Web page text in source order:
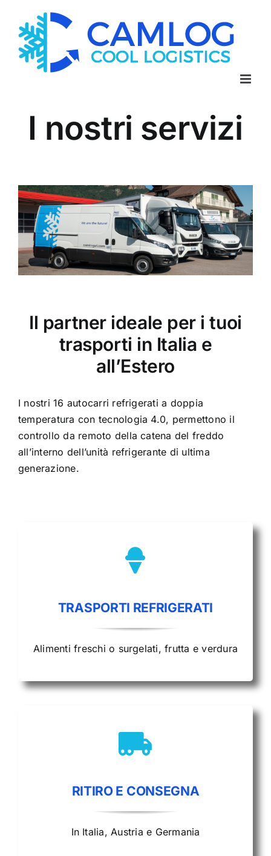
contenuto
I nostri servizi
Il partner ideale per i tuoi
trasporti in Italia e
all’Estero
I nostri 16 autocarri refrigerati a doppia
temperatura con tecnologia 4.0, permettono il
controllo da remoto della catena del freddo
all’interno dell’unità refrigerante di ultima
generazione.
TRASPORTI REFRIGERATI
Alimenti freschi o surgelati, frutta e verdura
RITIRO E CONSEGNA
In Italia, Austria e Germania